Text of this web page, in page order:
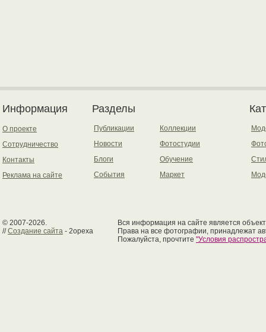
Информация
О проекте
Сотрудничество
Контакты
Реклама на сайте
Разделы
Публикации
Новости
Блоги
События
Коллекции
Фотостудии
Обучение
Маркет
© 2007-2026.
//Создание сайта - 2opexa
Вся информация на сайте является
Права на все фотографии, принадлежат
Пожалуйста, прочтите "Условия